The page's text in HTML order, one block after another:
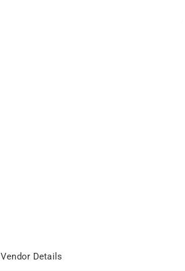
Vendor Details